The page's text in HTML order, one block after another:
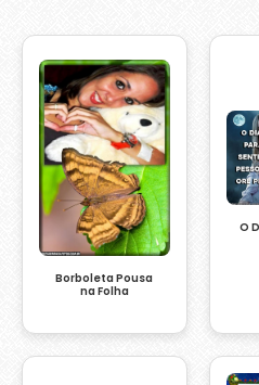
Borboleta Pousa
na Folha
O